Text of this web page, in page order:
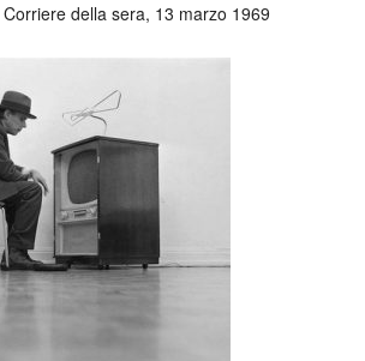
della sera, 13 marzo 1969